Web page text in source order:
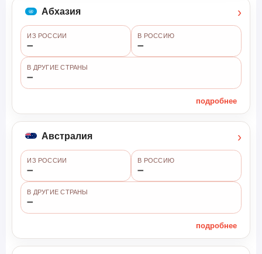
Абхазия ›
ИЗ РОССИИ
➖
В РОССИЮ
➖
В ДРУГИЕ СТРАНЫ
➖
подробнее
Австралия ›
ИЗ РОССИИ
➖
В РОССИЮ
➖
В ДРУГИЕ СТРАНЫ
➖
подробнее